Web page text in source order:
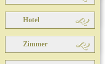
Hotel
Zimmer